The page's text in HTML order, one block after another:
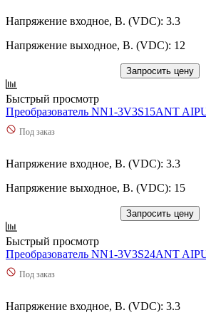
Напряжение входное, В. (VDC): 3.3
Напряжение выходное, В. (VDC): 12
Запросить цену
Быстрый просмотр
Преобразователь NN1-3V3S15ANT
Под заказ
Напряжение входное, В. (VDC): 3.3
Напряжение выходное, В. (VDC): 15
Запросить цену
Быстрый просмотр
Преобразователь NN1-3V3S24ANT
Под заказ
Напряжение входное, В. (VDC): 3.3